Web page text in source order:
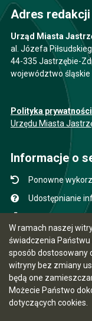
W ramach naszej
świadczenia Państwu
sposób dostosowany
witryny bez zmiany
będą one
Możecie Państwo
dotyczących cookies.
Adres redakcji
Urząd Miasta
al. Józefa
44-335 Jastrzębie-
województwo śląskie
Polityka prywatności
Urzędu Miasta
Informacje o
Ponowne
Udostępnianie
Instrukcja obsługi
Statystyki
Ostatnio dodane
Ostatnia